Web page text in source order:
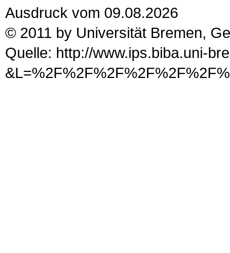
Ausdruck vom 09.08.2026
© 2011 by Universität Bremen,
Quelle: http://www.ips.biba.uni-